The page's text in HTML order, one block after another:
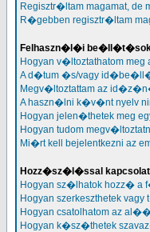
Regisztr�ltam magamat,
R�gebben regisztr�ltam
Felhaszn�l�i
Hogyan v�ltoztathatom
A d�tum �s/vagy
Megv�ltoztattam az
A haszn�lni k�v�nt nyelv
Hogyan jelen�thetek meg
Hogyan tudom
Mi�rt kell bejelentkezni az
Hozz�sz�l�ssal
Hogyan sz�lhatok hozz� a
Hogyan szerkeszthetek
Hogyan csatolhatom az
Hogyan k�sz�thetek